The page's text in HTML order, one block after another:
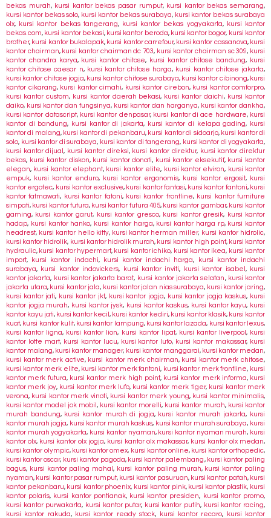
bekas murah, kursi kantor bekas pasar rumput, kursi kantor bekas semarang,
kursi kantor bekas solo, kursi kantor bekas surabaya, kursi kantor bekas surabaya
olx, kursi kantor bekas tangerang, kursi kantor bekas yogyakarta,
kursi kantor
bekas.com, kursi kantor bekasi, kursi kantor beroda, kursi kantor bogor, kursi kantor
brother, kursi kantor bukalapak, kursi kantor carrefour, kursi kantor cassanova, kursi
kantor chairman, kursi kantor chairman dc 703, kursi kantor chairman sc 309, kursi
kantor chandra karya, kursi kantor chitose, kursi kantor chitose bandung,
kursi
kantor chitose caesar n, kursi kantor chitose harga, kursi kantor chitose jakarta,
kursi kantor chitose jogja, kursi kantor chitose surabaya, kursi kantor cibinong, kursi
kantor cikarang, kursi kantor cimahi, kursi kantor cirebon, kursi kantor comforpro,
kursi kantor custom, kursi kantor daerah bekasi, kursi kantor daichi, kursi kantor
daiko, kursi kantor dan fungsinya, kursi kantor dan harganya, kursi kantor dankha,
kursi kantor datascript, kursi kantor denpasar, kursi kantor di ace hardware, kursi
kantor di bandung, kursi kantor di jakarta, kursi kantor di kelapa gading,
kursi
kantor di malang, kursi kantor di pekanbaru, kursi kantor di sidoarjo, kursi kantor di
solo, kursi kantor di surabaya, kursi kantor di tangerang, kursi kantor di yogyakarta,
kursi kantor dijual, kursi kantor direksi, kursi kantor direktur, kursi kantor direktur
bekas, kursi kantor diskon, kursi kantor donati, kursi kantor eksekutif, kursi kantor
elegan, kursi kantor elephant, kursi kantor elite, kursi kantor elviron, kursi kantor
empuk, kursi kantor enduro, kursi kantor ergonomis, kursi kantor ergosit,
kursi
kantor ergotec, kursi kantor exclusive, kursi kantor fantasi, kursi kantor fantoni, kursi
kantor fatmawati, kursi kantor fatoni, kursi kantor frontline, kursi kantor furniture
simpati, kursi kantor futura, kursi kantor futura 405, kursi kantor gambar, kursi kantor
gaming, kursi kantor garut, kursi kantor gresco, kursi kantor gresik,
kursi kantor
hadap, kursi kantor hanko, kursi kantor harga, kursi kantor harga rp, kursi kantor
headrest, kursi kantor hello kitty, kursi kantor herman miller, kursi kantor hidrolic,
kursi kantor hidrolik, kursi kantor hidrolik murah, kursi kantor high point, kursi kantor
hydraulic, kursi kantor hypermart, kursi kantor ichiko, kursi kantor ikea, kursi kantor
import, kursi kantor indachi, kursi kantor indachi harga,
kursi kantor indachi
surabaya, kursi kantor indovickers, kursi kantor inviti, kursi kantor isabel ,
kursi
kantor jakarta, kursi kantor jakarta barat, kursi kantor jakarta selatan, kursi kantor
jakarta utara, kursi kantor jala, kursi kantor jalan nias surabaya, kursi kantor jaring,
kursi kantor jati, kursi kantor jkt, kursi kantor jogja, kursi kantor jogja kaskus, kursi
kantor jogja murah, kursi kantor jysk, kursi kantor kaskus, kursi kantor kayu, kursi
kantor kayu jati, kursi kantor kecil , kursi kantor kediri, kursi kantor klasik, kursi kantor
kuat, kursi kantor kulit, kursi kantor lampung, kursi kantor lazada, kursi kantor lexus,
kursi kantor ligna, kursi kantor lion, kursi kantor lipat, kursi kantor liverpool , kursi
kantor lotte mart, kursi kantor lucu, kursi kantor lufo, kursi kantor makassar, kursi
kantor malang, kursi kantor manager, kursi kantor manggarai, kursi kantor medan,
kursi kantor merk active, kursi kantor merk chairman, kursi kantor merk chitose,
kursi kantor merk elite, kursi kantor merk fantoni, kursi kantor merk frontline, kursi
kantor merk futura, kursi kantor merk high point, kursi kantor merk informa, kursi
kantor merk joy, kursi kantor merk lufo, kursi kantor merk tiger, kursi kantor merk
verona, kursi kantor merk vinoti, kursi kantor merk young, kursi kantor minimalis,
kursi kantor model jok mobil , kursi kantor morelli, kursi kantor murah, kursi kantor
murah bandung, kursi kantor murah di jogja, kursi kantor murah jakarta,
kursi
kantor murah jogja, kursi kantor murah kaskus, kursi kantor murah surabaya, kursi
kantor murah yogyakarta, kursi kantor nyaman, kursi kantor nyaman murah, kursi
kantor olx, kursi kantor olx jogja, kursi kantor olx makassar, kursi kantor olx medan,
kursi kantor olympic, kursi kantor omex, kursi kantor online, kursi kantor orthopedic,
kursi kantor oscar, kursi kantor pagoda, kursi kantor palembang, kursi kantor paling
bagus, kursi kantor paling mahal, kursi kantor paling murah, kursi kantor paling
nyaman, kursi kantor pasar rumput, kursi kantor pasuruan, kursi kantor patah, kursi
kantor pekanbaru, kursi kantor phoenix, kursi kantor pink, kursi kantor plastik, kursi
kantor polaris, kursi kantor pontianak, kursi kantor presiden, kursi kantor promo,
kursi kantor purwakarta, kursi kantor putar, kursi kantor putih, kursi kantor racing,
kursi kantor rakuda, kursi kantor ready stock, kursi kantor recaro,
kursi kantor